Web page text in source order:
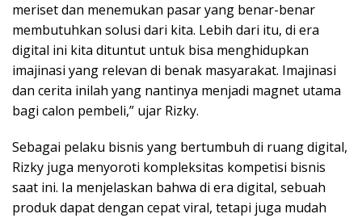
meriset dan menemukan pasar yang benar-benar
membutuhkan solusi dari kita. Lebih dari itu, di era
digital ini kita dituntut untuk bisa menghidupkan
imajinasi yang relevan di benak masyarakat. Imajinasi
dan cerita inilah yang nantinya menjadi magnet utama
bagi calon pembeli,” ujar Rizky.
Sebagai pelaku bisnis yang bertumbuh di ruang digital,
Rizky juga menyoroti kompleksitas kompetisi bisnis
saat ini. Ia menjelaskan bahwa di era digital, sebuah
produk dapat dengan cepat viral, tetapi juga mudah